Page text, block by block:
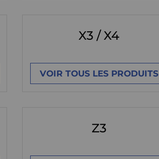
X3 / X4
VOIR TOUS LES PRODUITS
Z3